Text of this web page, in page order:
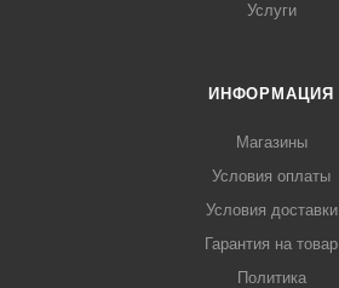
Услуги
ИНФОРМАЦИЯ
Магазины
Условия оплаты
Условия доставки
Гарантия на товар
Политика